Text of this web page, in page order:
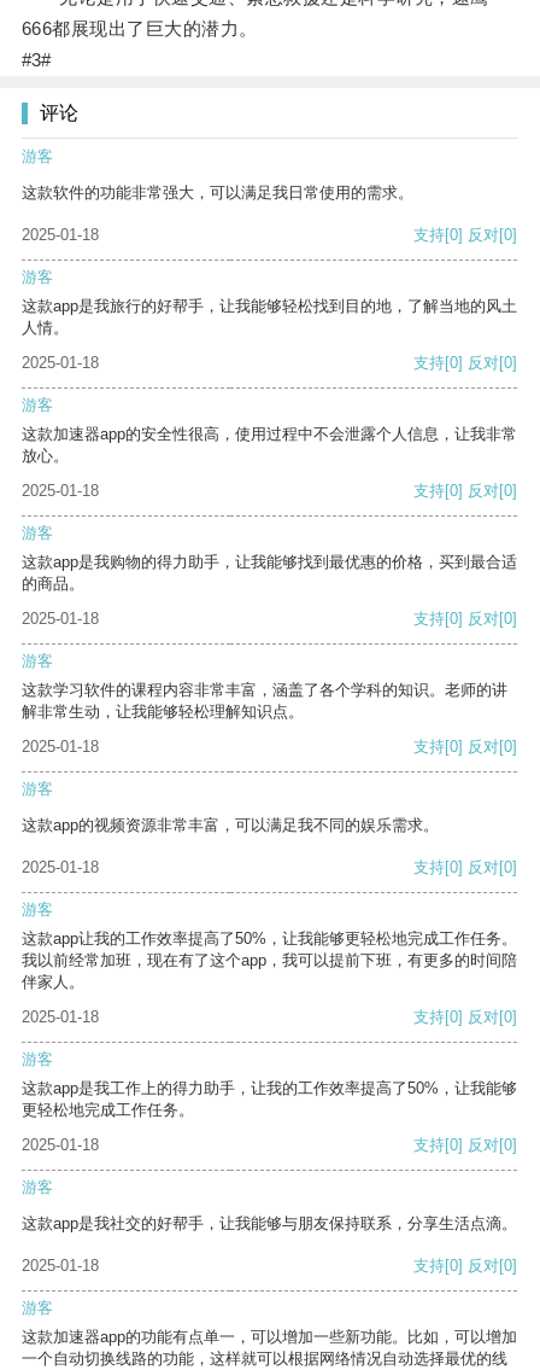
666都展现出了巨大的潜力。
#3#
评论
游客
这款软件的功能非常强大，可以满足我日常使用的需求。
2025-01-18 支持[0] 反对[0]
游客
这款app是我旅行的好帮手，让我能够轻松找到目的地，了解当地的风土
人情。
2025-01-18
支持[0] 反对[0]
游客
这款加速器app的安全性很高，使用过程中不会泄露个人信息，让我非常
放心。
2025-01-18
支持[0] 反对[0]
游客
这款app是我购物的得力助手，让我能够找到最优惠的价格，买到最合适
的商品。
2025-01-18
支持[0] 反对[0]
游客
这款学习软件的课程内容非常丰富，涵盖了各个学科的知识。老师的讲
解非常生动，让我能够轻松理解知识点。
2025-01-18
支持[0] 反对[0]
游客
这款app的视频资源非常丰富，可以满足我不同的娱乐需求。
2025-01-18 支持[0] 反对[0]
游客
这款app让我的工作效率提高了50%，让我能够更轻松地完成工作任务。
我以前经常加班，现在有了这个app，我可以提前下班，有更多的时间陪
伴家人。
2025-01-18
支持[0] 反对[0]
游客
这款app是我工作上的得力助手，让我的工作效率提高了50%，让我能够
更轻松地完成工作任务。
2025-01-18
支持[0] 反对[0]
游客
这款app是我社交的好帮手，让我能够与朋友保持联系，分享生活点滴。
2025-01-18 支持[0] 反对[0]
游客
这款加速器app的功能有点单一，可以增加一些新功能。比如，可以增加
一个自动切换线路的功能，这样就可以根据网络情况自动选择最优的线